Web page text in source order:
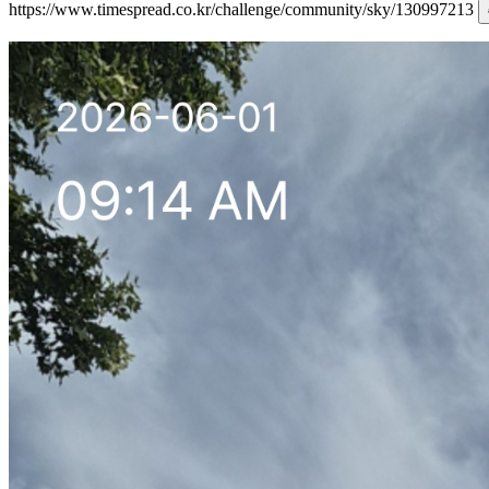
https://www.timespread.co.kr/challenge/community/sky/130997213